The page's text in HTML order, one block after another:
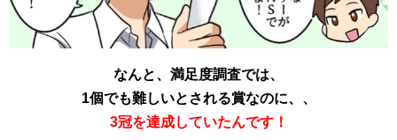
なんと、満足度調査では、
1個でも難しいとされる賞なのに、、
3冠を達成していたんです！